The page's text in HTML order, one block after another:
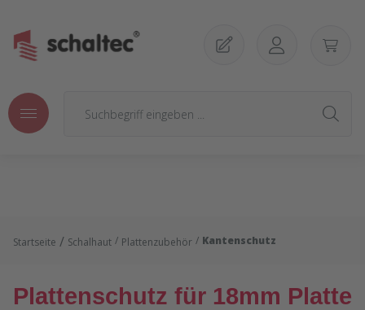
Startseite Schalhaut / Plattenzubehör / Kantenschutz
Plattenschutz für 18mm Platte